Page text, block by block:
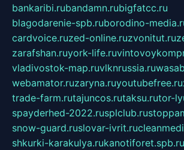
bankaribi.rubandamn.rubigfatcc.ru
blagodarenie-spb.ruborodino-
cardvoice.ruzed-online.ruzvonitut.ru
zarafshan.ruyork-life.ru
vladivostok-map.ruvlknrussia.ru
webamator.ruzaryna.ruyoutubefree.ru
trade-farm.rutajuncos.rutaksu.rutor-
spayderhed-2022.rusplclub.ru
snow-guard.ruslovar-ivrit.ru
shkurki-karakulya.rukanotiforet.spb.ru